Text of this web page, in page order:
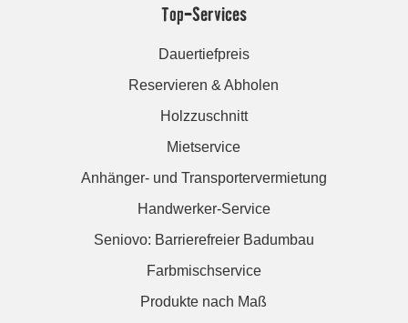
Top-Services
Dauertiefpreis
Reservieren & Abholen
Holzzuschnitt
Mietservice
Anhänger- und Transportervermietung
Handwerker-Service
Seniovo: Barrierefreier Badumbau
Farbmischservice
Produkte nach Maß